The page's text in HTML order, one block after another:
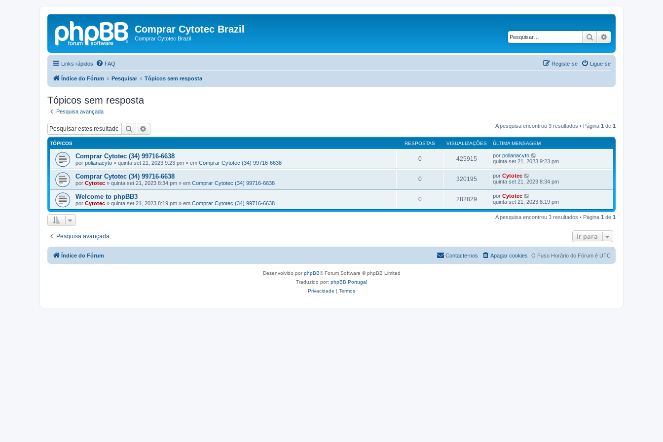
Comprar Cytotec Brazil
Comprar Cytotec Brazil Pesquisar
Links rápidos FAQ Ligue-se
Registe-se
Índice do Fórum Pesquisar Tópicos sem resposta
Tópicos sem resposta
Pesquisa avançada
Pesquisar A pesquisa encontrou 3 resultados • Página 1 de 1
TÓPICOS RESPOSTAS VISUALIZAÇÕES ÚLTIMA MENSAGEM
Comprar Cytotec (34) 99716-6638
por polianacyto » quinta set 21, 2023 9:23 pm » em Comprar Cytotec (34) 99716-6638
0 425915 por polianacyto
quinta set 21, 2023 9:23 pm
Comprar Cytotec (34) 99716-6638
por Cytotec » quinta set 21, 2023 8:34 pm » em Comprar Cytotec (34) 99716-6638
0 320195 por Cytotec
quinta set 21, 2023 8:34 pm
Welcome to phpBB3
por Cytotec » quinta set 21, 2023 8:19 pm » em Comprar Cytotec (34) 99716-6638
0 282829 por Cytotec
quinta set 21, 2023 8:19 pm
A pesquisa encontrou 3 resultados • Página 1 de 1
Pesquisa avançada Ir para
Índice do Fórum O Fuso Horário do Fórum é UTC
Apagar cookies
Contacte-nos
Desenvolvido porphpBB® Forum Software © phpBB Limited
Traduzido por: phpBB Portugal
Privacidade | Termos